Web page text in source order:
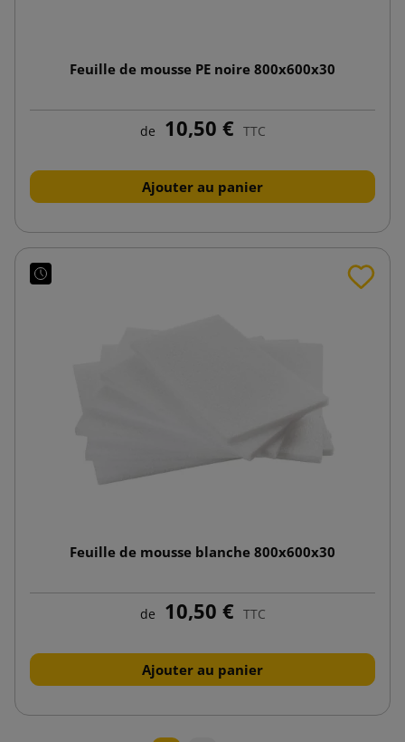
Feuille de mousse PE noire 800x600x30
de 10,50 € TTC
Ajouter au panier
Feuille de mousse blanche 800x600x30
de 10,50 € TTC
Ajouter au panier